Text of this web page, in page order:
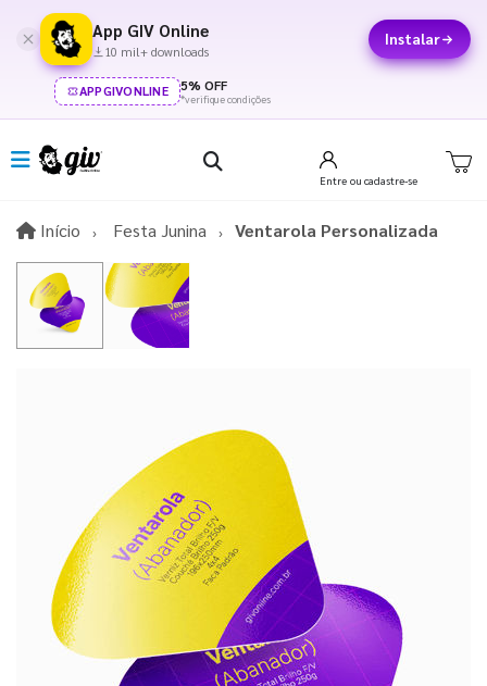
App GIV Online
10 mil+ downloads
Instalar
APPGIVONLINE 5% OFF
*verifique condições
Entre ou cadastre-se
Início InícioFesta Junina Ventarola Personalizada